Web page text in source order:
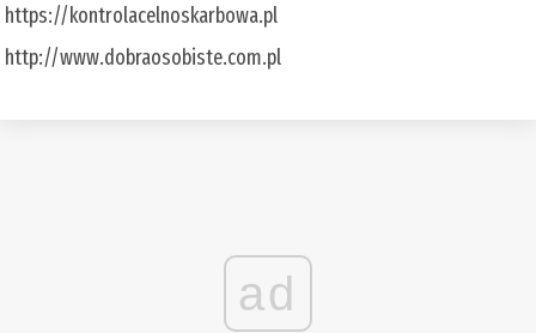
https://kontrolacelnoskarbowa.pl
http://www.dobraosobiste.com.pl
ad